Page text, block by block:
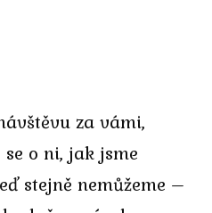
za vámi,
o ni, jak jsme
stejně nemůžeme –